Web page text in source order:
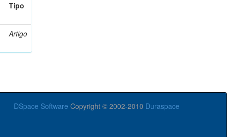
Tipo
Artigo
DSpace Software Copyright © 2002-2010 Duraspace